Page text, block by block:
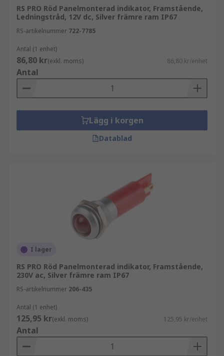
RS PRO Röd Panelmonterad indikator, Framstående,
Ledningstråd, 12V dc, Silver främre ram IP67
RS-artikelnummer 722-7785
Antal (1 enhet)
86,80 kr(exkl. moms) 86,80 kr/enhet
Antal
Lägg i korgen
Datablad
I lager
RS PRO Röd Panelmonterad indikator, Framstående,
230V ac, Silver främre ram IP67
RS-artikelnummer 206-435
Antal (1 enhet)
125,95 kr(exkl. moms) 125,95 kr/enhet
Antal